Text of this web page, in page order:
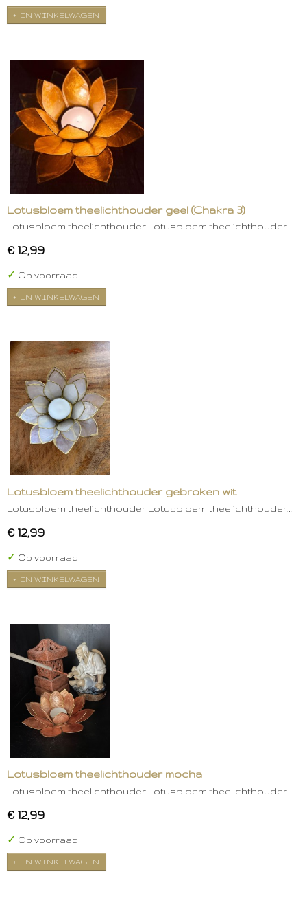
IN WINKELWAGEN
Lotusbloem theelichthouder geel (Chakra 3)
Lotusbloem theelichthouder Lotusbloem theelichthouder…
€ 12,99
✓ Op voorraad
IN WINKELWAGEN
Lotusbloem theelichthouder gebroken wit
Lotusbloem theelichthouder Lotusbloem theelichthouder…
€ 12,99
✓ Op voorraad
IN WINKELWAGEN
Lotusbloem theelichthouder mocha
Lotusbloem theelichthouder Lotusbloem theelichthouder…
€ 12,99
✓ Op voorraad
IN WINKELWAGEN